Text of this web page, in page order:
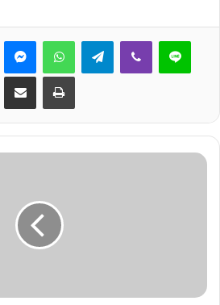
MessengerWhatsAppTelegramViber Line
Share via Email Print